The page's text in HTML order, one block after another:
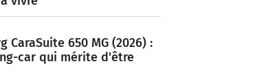
CaraSuite 650 MG (2026) :
car qui mérite d'être